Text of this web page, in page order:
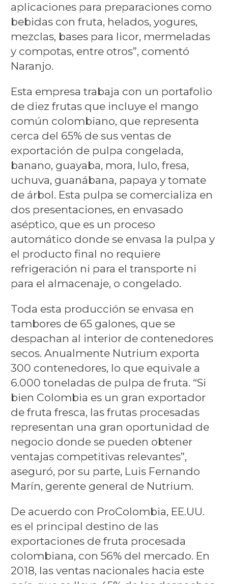
aplicaciones para preparaciones como
bebidas con fruta, helados, yogures,
mezclas, bases para licor, mermeladas
y compotas, entre otros”, comentó
Naranjo.
Esta empresa trabaja con un portafolio
de diez frutas que incluye el mango
común colombiano, que representa
cerca del 65% de sus ventas de
exportación de pulpa congelada,
banano, guayaba, mora, lulo, fresa,
uchuva, guanábana, papaya y tomate
de árbol. Esta pulpa se comercializa en
dos presentaciones, en envasado
aséptico, que es un proceso
automático donde se envasa la pulpa y
el producto final no requiere
refrigeración ni para el transporte ni
para el almacenaje, o congelado.
Toda esta producción se envasa en
tambores de 65 galones, que se
despachan al interior de contenedores
secos. Anualmente Nutrium exporta
300 contenedores, lo que equivale a
6.000 toneladas de pulpa de fruta. “Si
bien Colombia es un gran exportador
de fruta fresca, las frutas procesadas
representan una gran oportunidad de
negocio donde se pueden obtener
ventajas competitivas relevantes”,
aseguró, por su parte, Luis Fernando
Marín, gerente general de Nutrium.
De acuerdo con ProColombia, EE.UU.
es el principal destino de las
exportaciones de fruta procesada
colombiana, con 56% del mercado. En
2018, las ventas nacionales hacia este